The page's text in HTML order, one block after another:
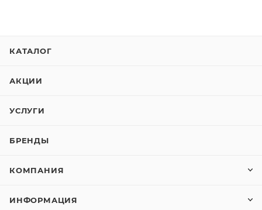
КАТАЛОГ
АКЦИИ
УСЛУГИ
БРЕНДЫ
КОМПАНИЯ
ИНФОРМАЦИЯ